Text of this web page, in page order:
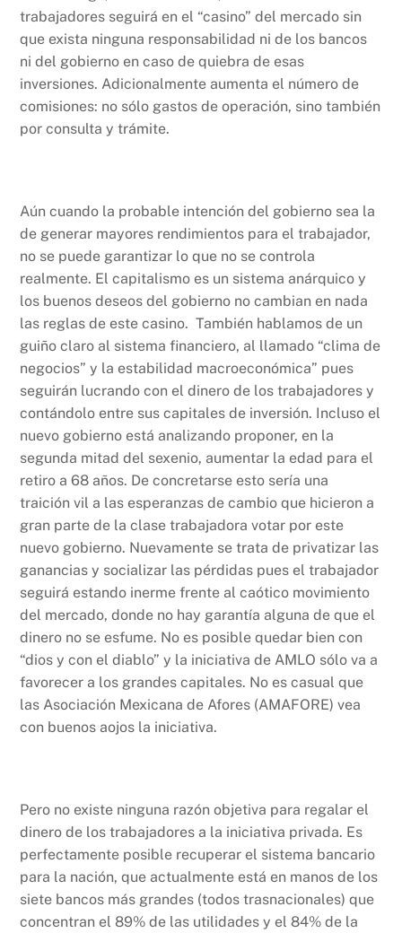
trabajadores seguirá en el “casino” del mercado sin
que exista ninguna responsabilidad ni de los bancos
ni del gobierno en caso de quiebra de esas
inversiones. Adicionalmente aumenta el número de
comisiones: no sólo gastos de operación, sino también
por consulta y trámite.
Aún cuando la probable intención del gobierno sea la
de generar mayores rendimientos para el trabajador,
no se puede garantizar lo que no se controla
realmente. El capitalismo es un sistema anárquico y
los buenos deseos del gobierno no cambian en nada
las reglas de este casino. También hablamos de un
guiño claro al sistema financiero, al llamado “clima de
negocios” y la estabilidad macroeconómica” pues
seguirán lucrando con el dinero de los trabajadores y
contándolo entre sus capitales de inversión. Incluso el
nuevo gobierno está analizando proponer, en la
segunda mitad del sexenio, aumentar la edad para el
retiro a 68 años. De concretarse esto sería una
traición vil a las esperanzas de cambio que hicieron a
gran parte de la clase trabajadora votar por este
nuevo gobierno. Nuevamente se trata de privatizar las
ganancias y socializar las pérdidas pues el trabajador
seguirá estando inerme frente al caótico movimiento
del mercado, donde no hay garantía alguna de que el
dinero no se esfume. No es posible quedar bien con
“dios y con el diablo” y la iniciativa de AMLO sólo va a
favorecer a los grandes capitales. No es casual que
las Asociación Mexicana de Afores (AMAFORE) vea
con buenos aojos la iniciativa.
Pero no existe ninguna razón objetiva para regalar el
dinero de los trabajadores a la iniciativa privada. Es
perfectamente posible recuperar el sistema bancario
para la nación, que actualmente está en manos de los
siete bancos más grandes (todos trasnacionales) que
concentran el 89% de las utilidades y el 84% de la